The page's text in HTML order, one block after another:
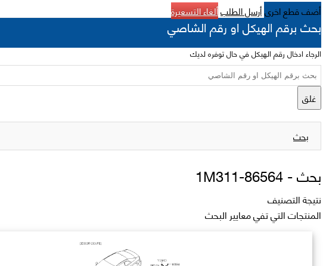
أضف قطع اخرىأرسل الطلبألغاء التسعيرة
بحث برقم الهيكل او رقم الشاصي
الرجاء ادخال رقم الهيكل في حال توفره لديك
غلق
بحث
بحث -86564-1M311
نتيجة التصنيف
المنتجات التي تفي معايير البحث